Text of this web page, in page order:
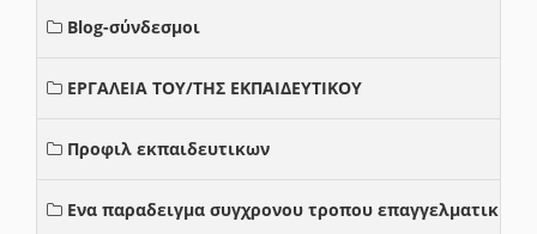
Blog-σύνδεσμοι
ΕΡΓΑΛΕΙΑ ΤΟΥ/ΤΗΣ ΕΚΠΑΙΔΕΥΤΙΚΟΥ
Προφιλ εκπαιδευτικων
Ενα παραδειγμα συγχρονου τροπου επαγγελματικης